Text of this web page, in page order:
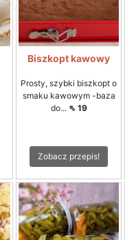
Biszkopt kawowy
Prosty, szybki biszkopt o
smaku kawowym -baza
do... ⇖ 19
Zobacz przepis!